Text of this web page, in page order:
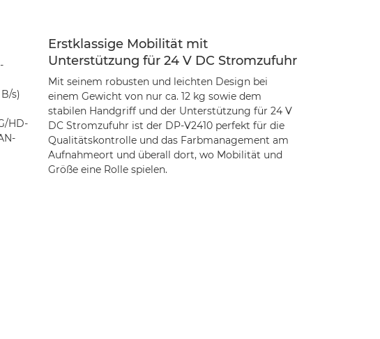
s)
HD-
Erstklassige Mobilität mit
Unterstützung für 24 V DC Stromzufuhr
Mit seinem robusten und leichten Design bei
einem Gewicht von nur ca. 12 kg sowie dem
stabilen Handgriff und der Unterstützung für 24 V
DC Stromzufuhr ist der DP-V2410 perfekt für die
Qualitätskontrolle und das Farbmanagement am
Aufnahmeort und überall dort, wo Mobilität und
Größe eine Rolle spielen.